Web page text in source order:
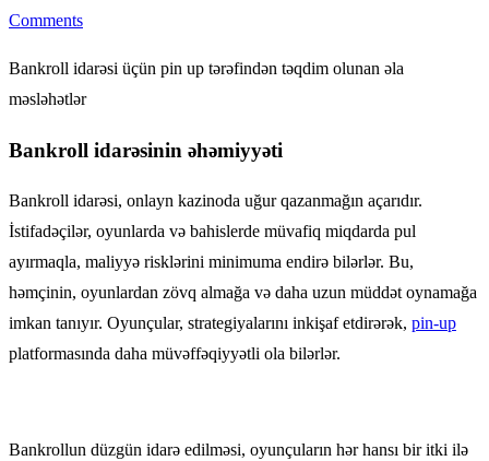
Comments
Bankroll idarəsi üçün pin up tərəfindən təqdim olunan əla
məsləhətlər
Bankroll idarəsinin əhəmiyyəti
Bankroll idarəsi, onlayn kazinoda uğur qazanmağın açarıdır.
İstifadəçilər, oyunlarda və bahislerde müvafiq miqdarda pul
ayırmaqla, maliyyə risklərini minimuma endirə bilərlər. Bu,
həmçinin, oyunlardan zövq almağa və daha uzun müddət oynamağa
imkan tanıyır. Oyunçular, strategiyalarını inkişaf etdirərək, pin-up
platformasında daha müvəffəqiyyətli ola bilərlər.
Bankrollun düzgün idarə edilməsi, oyunçuların hər hansı bir itki ilə